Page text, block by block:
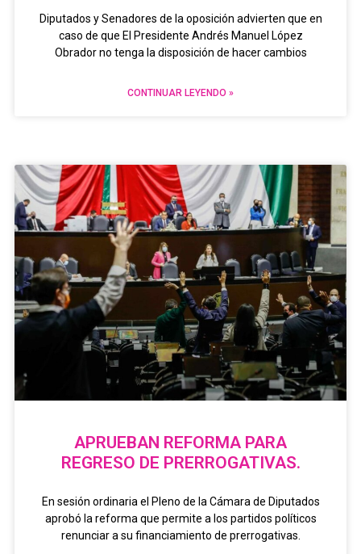
Diputados y Senadores de la oposición advierten que en
caso de que El Presidente Andrés Manuel López
Obrador no tenga la disposición de hacer cambios
CONTINUAR LEYENDO »
APRUEBAN REFORMA PARA
REGRESO DE PRERROGATIVAS.
En sesión ordinaria el Pleno de la Cámara de Diputados
aprobó la reforma que permite a los partidos políticos
renunciar a su financiamiento de prerrogativas.